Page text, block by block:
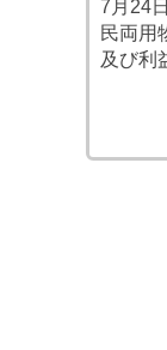
中
投
7月24
民両用
及び利